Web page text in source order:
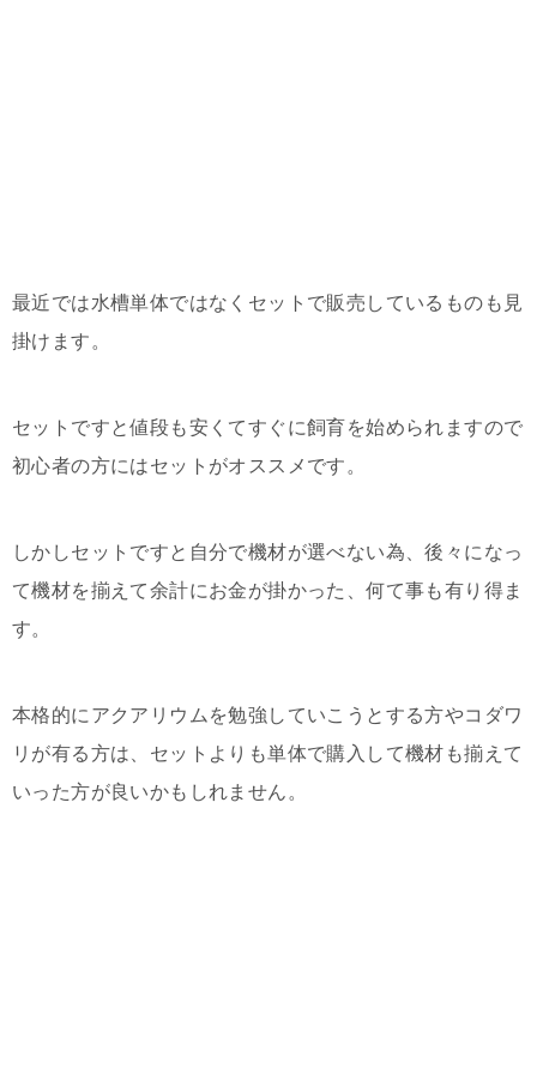
最近では水槽単体ではなくセットで販売しているものも見
掛けます。
セットですと値段も安くてすぐに飼育を始められますので
初心者の方にはセットがオススメです。
しかしセットですと自分で機材が選べない為、後々になっ
て機材を揃えて余計にお金が掛かった、何て事も有り得ま
す。
本格的にアクアリウムを勉強していこうとする方やコダワ
リが有る方は、セットよりも単体で購入して機材も揃えて
いった方が良いかもしれません。